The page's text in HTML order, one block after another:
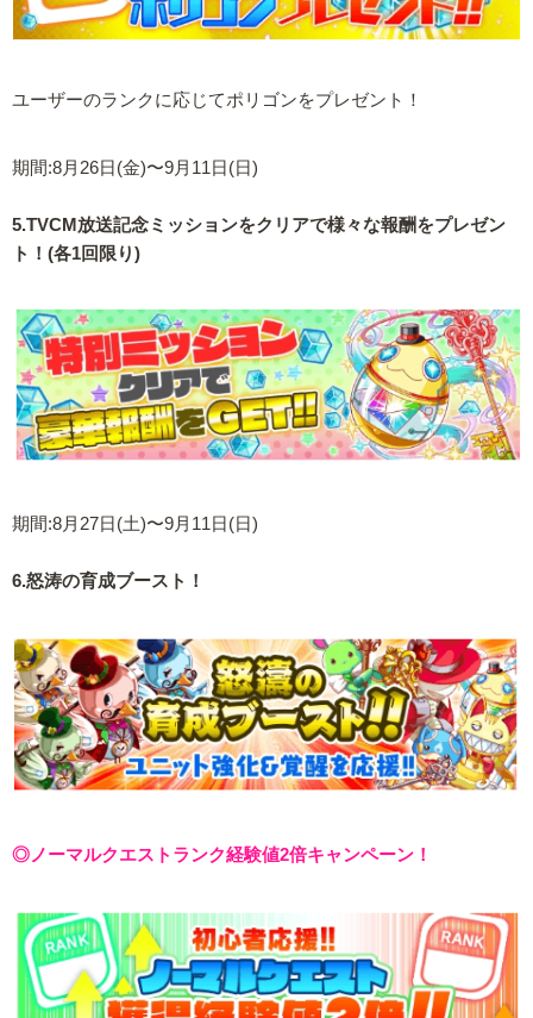
ユーザーのランクに応じてポリゴンをプレゼント！
期間:8月26日(金)〜9月11日(日)
5.TVCM放送記念ミッションをクリアで様々な報酬をプレゼン
ト！(各1回限り)
期間:8月27日(土)〜9月11日(日)
6.怒涛の育成ブースト！
◎ノーマルクエストランク経験値2倍キャンペーン！